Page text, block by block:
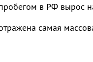
в РФ вырос
самая